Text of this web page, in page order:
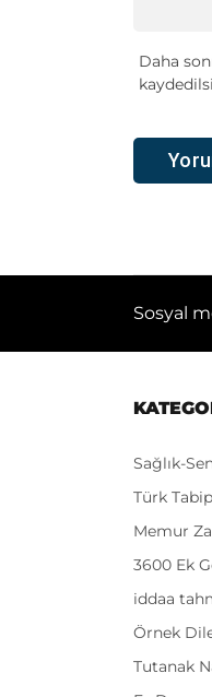
Daha
Sosyal
Sağlık-
Türk
Memur
3600 Ek
iddaa
Örnek
Tutanak